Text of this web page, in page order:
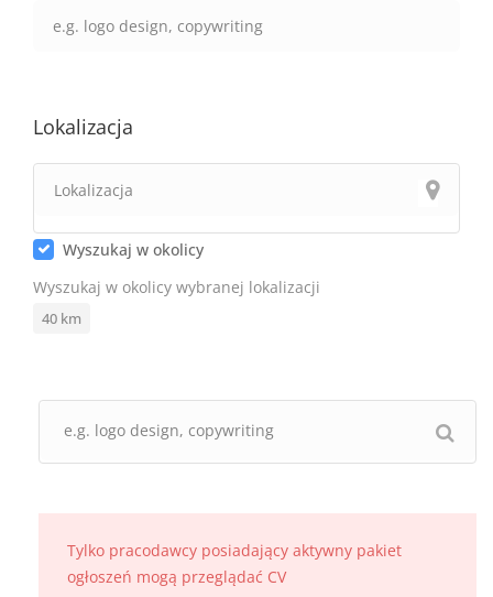
Lokalizacja
Wyszukaj w okolicy
Wyszukaj w okolicy wybranej lokalizacji
40 km
Tylko pracodawcy posiadający aktywny pakiet
ogłoszeń mogą przeglądać CV